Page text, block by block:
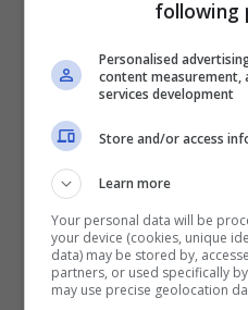
tuttavia quella
probabilmente la
diversa.
Il Bologna ha
Motta, non
La conseguenza è
questo editoriale:
following
Personalised
content measurement,
services development
Store and/or access
Learn more
Your personal data will be
your device (cookies, unique
data) may be stored by,
partners, or used specifically
may use precise geolocation